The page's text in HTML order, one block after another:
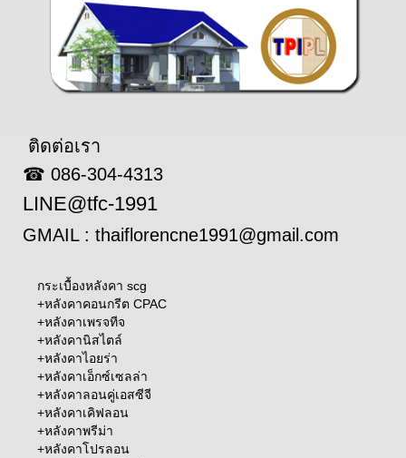
ติดต่อเรา
☎ 086-304-4313
LINE@tfc-1991
GMAIL : thaiflorencne1991@gmail.com
กระเบื้องหลังคา scg
+หลังคาคอนกรีต CPAC
+หลังคาเพรจทีจ
+หลังคานิสไตล์
+หลังคาไอยร่า
+หลังคาเอ็กซ์เซลล่า
+หลังคาลอนคู่เอสซีจี
+หลังคาเคิฟลอน
+หลังคาพรีม่า
+หลังคาโปรลอน